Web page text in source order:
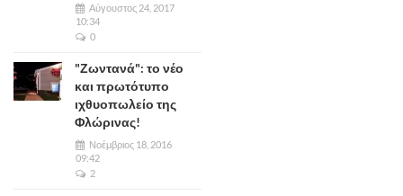
Αύγουστος 24, 2017
10:34
0
"Ζωντανά": το νέο
και πρωτότυπο
ιχθυοπωλείο της
Φλώρινας!
Νοέμβριος 18, 2016
09:42
2